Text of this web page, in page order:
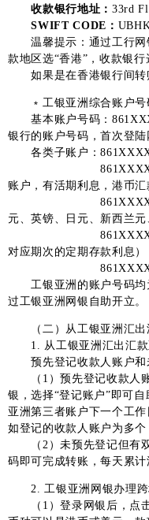
收款银行地址：33rd
SWIFT CODE：
温馨提示：通过工行网
款地区选“香港”，收款银
如果是在香港银行间转
﹡工银亚洲综合账户号
基本账户号码：
银行的账户号码，首次登
各类子账户：
861XXXXXXXX2（
账户，有活期利息，港币
861XXXXXXXX3（
元、英镑、日元、新西兰
861XXXXXXXX4（
对应期次的定期存款利息）
861XXXXXXXX5（
工银亚洲的账户号码均
过工银亚洲网银自助开立。
（二）从工银亚洲汇出
1. 从工银亚洲汇出汇款
预先登记收款人账户和
（1）预先登记收款人账
银，选择“登记账户”即可
亚洲第三者账户下一个工
如登记的收款人账户为多
（2）未预先登记但有双
码即可完成转账，每天累
2. 工银亚洲网银办理跨
（1）登录网银后，点